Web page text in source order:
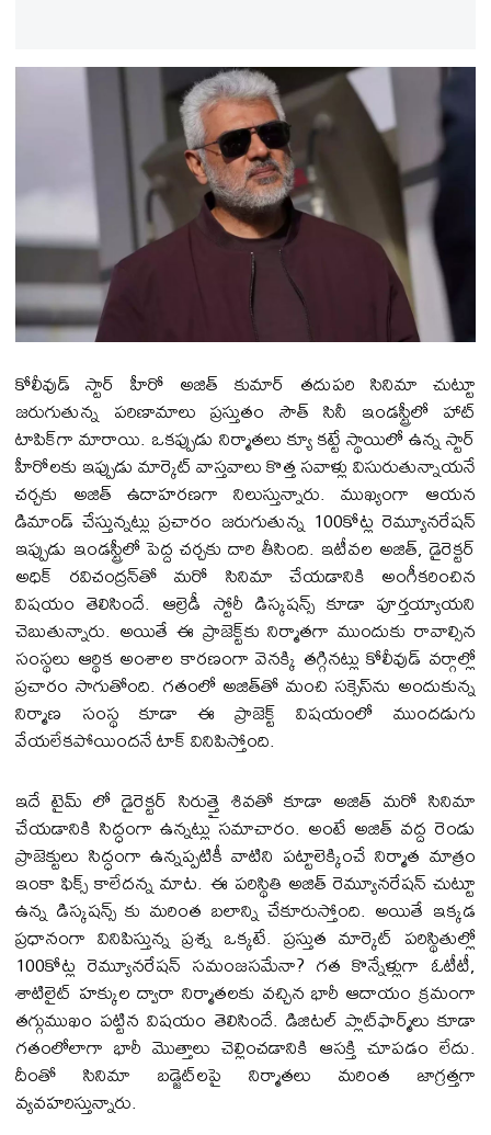
కోలీవుడ్ స్టార్ హీరో అజిత్ కుమార్ తదుపరి సినిమా చుట్టూ
జరుగుతున్న పరిణామాలు ప్రస్తుతం సౌత్ సినీ ఇండ‌స్ట్రీలో హాట్
టాపిక్‌గా మారాయి. ఒకప్పుడు నిర్మాతలు క్యూ కట్టే స్థాయిలో ఉన్న స్టార్
హీరోలకు ఇప్పుడు మార్కెట్ వాస్తవాలు కొత్త సవాళ్లు విసురుతున్నాయనే
చర్చకు అజిత్ ఉదాహరణగా నిలుస్తున్నారు. ముఖ్యంగా ఆయన
డిమాండ్ చేస్తున్నట్లు ప్రచారం జరుగుతున్న 100కోట్ల రెమ్యూన‌రేష‌న్
ఇప్పుడు ఇండస్ట్రీలో పెద్ద చర్చకు దారి తీసింది. ఇటీవల అజిత్, డైరెక్ట‌ర్
అధిక్ రవిచంద్రన్‌తో మరో సినిమా చేయడానికి అంగీకరించిన
విష‌యం తెలిసిందే. ఆల్రెడీ స్టోరీ డిస్క‌ష‌న్స్ కూడా పూర్తయ్యాయని
చెబుతున్నారు. అయితే ఈ ప్రాజెక్ట్‌కు నిర్మాతగా ముందుకు రావాల్సిన
సంస్థలు ఆర్థిక అంశాల కార‌ణంగా వెనక్కి తగ్గినట్లు కోలీవుడ్ వర్గాల్లో
ప్రచారం సాగుతోంది. గతంలో అజిత్‌తో మంచి స‌క్సెస్‌ను అందుకున్న
నిర్మాణ సంస్థ కూడా ఈ ప్రాజెక్ట్ విషయంలో ముందడుగు
వేయలేకపోయిందనే టాక్ వినిపిస్తోంది.
ఇదే టైమ్ లో డైరెక్ట‌ర్ సిరుత్తై శివతో కూడా అజిత్ మరో సినిమా
చేయడానికి సిద్ధంగా ఉన్నట్లు సమాచారం. అంటే అజిత్ వద్ద రెండు
ప్రాజెక్టులు సిద్ధంగా ఉన్నప్పటికీ వాటిని పట్టాలెక్కించే నిర్మాత మాత్రం
ఇంకా ఫిక్స్ కాలేదన్న మాట. ఈ పరిస్థితి అజిత్ రెమ్యూన‌రేష‌న్ చుట్టూ
ఉన్న డిస్క‌ష‌న్స్ కు మరింత బ‌లాన్ని చేకూరుస్తోంది. అయితే ఇక్కడ
ప్రధానంగా వినిపిస్తున్న ప్రశ్న ఒక్కటే. ప్రస్తుత మార్కెట్ పరిస్థితుల్లో
100కోట్ల రెమ్యూనరేషన్ సమంజసమేనా? గత కొన్నేళ్లుగా ఓటీటీ,
శాటిలైట్ హక్కుల ద్వారా నిర్మాతలకు వచ్చిన భారీ ఆదాయం క్రమంగా
తగ్గుముఖం పట్టిన విషయం తెలిసిందే. డిజిటల్ ప్లాట్‌ఫార్మ్‌లు కూడా
గతంలోలాగా భారీ మొత్తాలు చెల్లించడానికి ఆసక్తి చూపడం లేదు.
దీంతో సినిమా బడ్జెట్‌లపై నిర్మాతలు మరింత జాగ్రత్తగా
వ్యవహరిస్తున్నారు.